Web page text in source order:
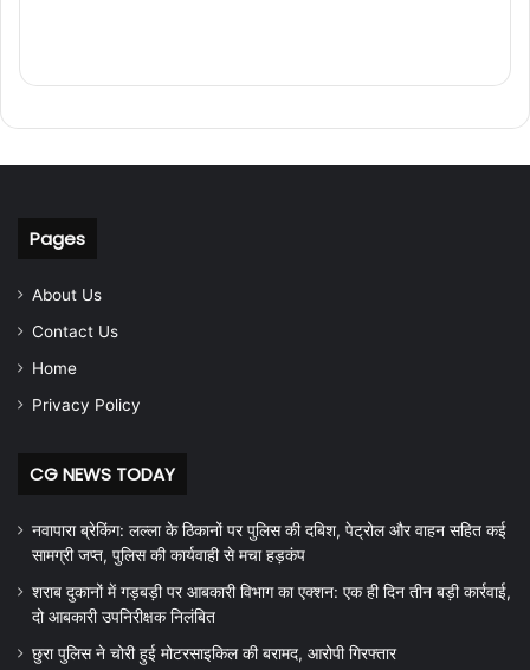
Pages
About Us
Contact Us
Home
Privacy Policy
CG NEWS TODAY
नवापारा ब्रेकिंग: लल्ला के ठिकानों पर पुलिस की दबिश, पेट्रोल और वाहन सहित कई
सामग्री जप्त, पुलिस की कार्यवाही से मचा हड़कंप
शराब दुकानों में गड़बड़ी पर आबकारी विभाग का एक्शन: एक ही दिन तीन बड़ी कार्रवाई,
दो आबकारी उपनिरीक्षक निलंबित
छुरा पुलिस ने चोरी हुई मोटरसाइकिल की बरामद, आरोपी गिरफ्तार